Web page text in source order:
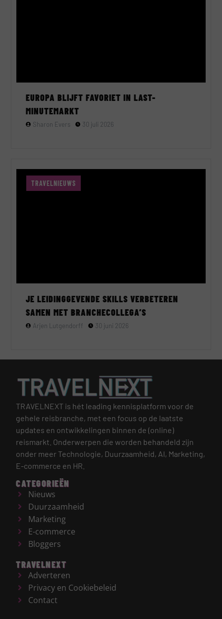
EUROPA BLIJFT FAVORIET IN LAST-
MINUTEMARKT
Sharon Evers 30 juli 2026
TRAVELNIEUWS
JE LEIDINGGEVENDE SKILLS VERBETEREN
SAMEN MET BRANCHECOLLEGA’S
Arjen Lutgendorff 30 juni 2026
TRAVELNEXT is hét leading kennisplatform voor de
gehele reisbranche, met een focus op de laatste
updates en ontwikkelingen binnen de (online)
reismarkt. Onderwerpen die worden behandeld zijn
onder meer Technologie, Duurzaamheid, AI, Marketing,
E-commerce en HR.
CATEGORIEËN
Nieuws
Duurzaamheid
Marketing
E-commerce
Bloggers
TRAVELNEXT
Adverteren
Privacy en Cookiebeleid
Contact